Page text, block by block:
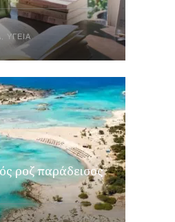
, ΥΓΕΊΑ
ροζ παράδεισος